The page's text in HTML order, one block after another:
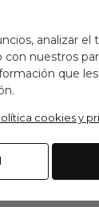
analizar el
nuestros
que
cookies y